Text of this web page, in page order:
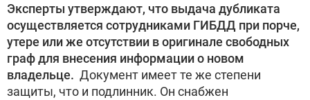
Эксперты утверждают, что выдача дубликата
осуществляется сотрудниками ГИБДД при порче,
утере или же отсутствии в оригинале свободных
граф для внесения информации о новом
владельце. Документ имеет те же степени
защиты, что и подлинник. Он снабжен